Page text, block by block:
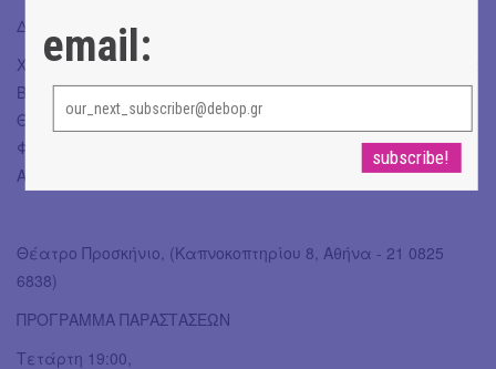
ΔΙΑΝΟΜΗ
Χρήστος Λούλης - Βάνιας, Ξένια Καλογεροπούλου - Μαρία
Βασίλιεβνα, Μανώλης Μαυροματάκης- Σερεμπριακώφ,
Θεοδώρα Τζήμου - Έλενα Αντρέεβνα, Ηρώ Μπέζου - Σόνια,
Φιντέλ Ταλαμπούκας - Άστρωφ, Μαρία Φιλίνη - Μαρίνα,
Αντώνης Αντωνόπουλος - Τελιέγκιν
Θέατρο Προσκήνιο, (Καπνοκοπτηρίου 8, Αθήνα - 21 0825
6838)
ΠΡΟΓΡΑΜΜΑ ΠΑΡΑΣΤΑΣΕΩΝ
Τετάρτη 19:00,
email: